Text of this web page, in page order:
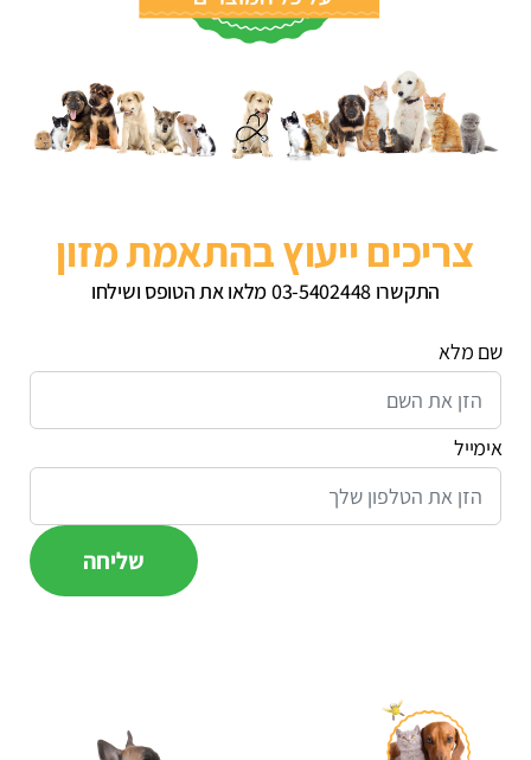
צריכים ייעוץ בהתאמת מזון
התקשרו 03-5402448 מלאו את הטופס ושילחו
שם מלא
אימייל